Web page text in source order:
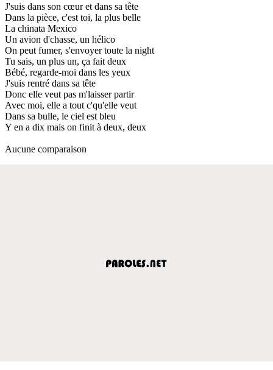
J'suis dans son cœur et dans sa tête
Dans la pièce, c'est toi, la plus belle
La chinata Mexico
Un avion d'chasse, un hélico
On peut fumer, s'envoyer toute la night
Tu sais, un plus un, ça fait deux
Bébé, regarde-moi dans les yeux
J'suis rentré dans sa tête
Donc elle veut pas m'laisser partir
Avec moi, elle a tout c'qu'elle veut
Dans sa bulle, le ciel est bleu
Y en a dix mais on finit à deux, deux
Aucune comparaison